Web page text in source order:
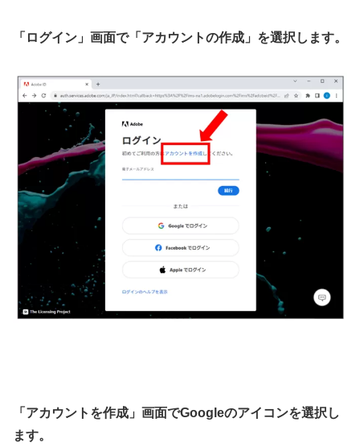
「ログイン」画面で「アカウントの作成」を選択します。
「アカウントを作成」画面でGoogleのアイコンを選択し
ます。